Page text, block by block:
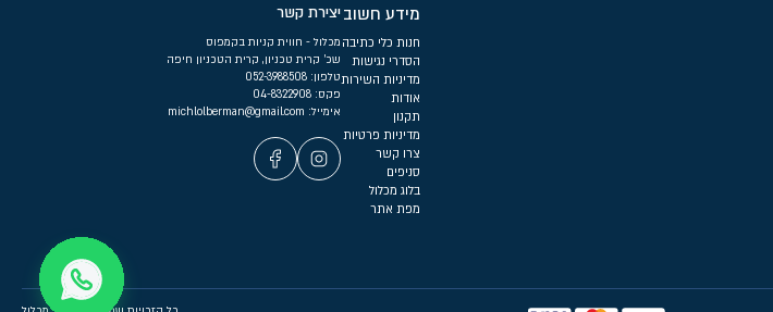
מידע חשוב
חנות כלי כתיבה
הסדרי נגישות
מדיניות השירות
אודות
תקנון
מדיניות פרטיות
צרו קשר
סניפים
בלוג מכלול
מפת אתר
יצירת קשר
מכלול - חווית קניות בקמפוס
שכ’ קרית טכניון, קרית הטכניון חיפה
טלפון:
פקס: 04-8322908
אימייל: